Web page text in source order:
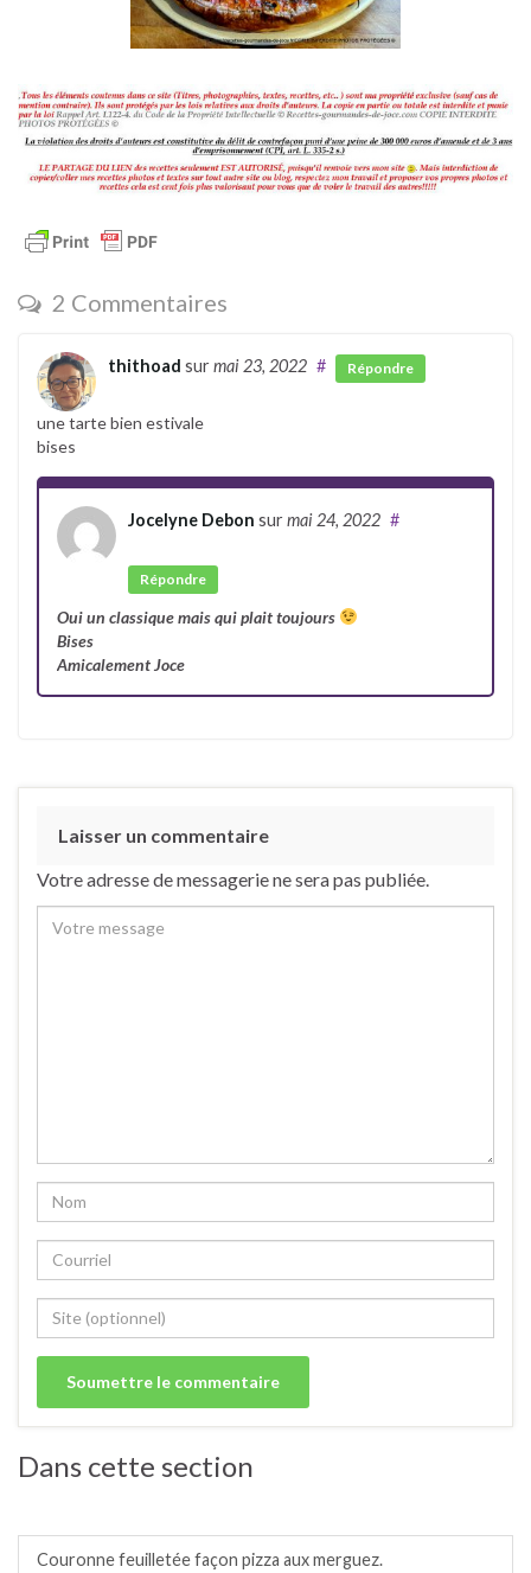
2 Commentaires
thithoad sur mai 23, 2022 # Répondre
une tarte bien estivale
bises
Jocelyne Debon sur mai 24, 2022 #
Répondre
Oui un classique mais qui plait toujours
Bises
Amicalement Joce
Laisser un commentaire
Votre adresse de messagerie ne sera pas publiée.
Dans cette section
Couronne feuilletée façon pizza aux merguez.